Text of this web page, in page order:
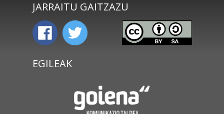
JARRAITU GAITZAZU
EGILEAK